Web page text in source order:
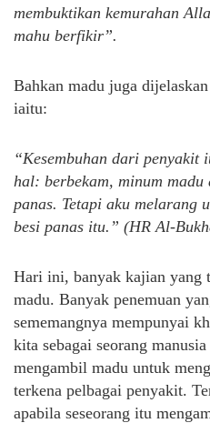
membuktikan kemurahan
mahu berfikir”.
Bahkan madu juga
iaitu:
“Kesembuhan dari penyakit
hal: berbekam, minum
panas. Tetapi aku melarang
besi panas itu.” (HR Al-
Hari ini, banyak kajian yang
madu. Banyak penemuan
sememangnya mempunyai
kita sebagai seorang
mengambil madu untuk
terkena pelbagai penyakit.
apabila seseorang itu